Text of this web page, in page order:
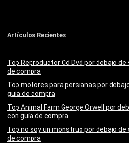
Artículos Recientes
Top Reproductor Cd Dvd por debajo
de compra
Top motores para persianas por
guía de compra
Top Animal Farm George Orwell por
con guía de compra
Top no soy un monstruo por debajo
de compra